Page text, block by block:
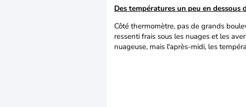
Des températures un peu en dessous
Côté thermomètre, pas de grands
ressenti frais sous les nuages et les
nuageuse, mais l'après-midi, les